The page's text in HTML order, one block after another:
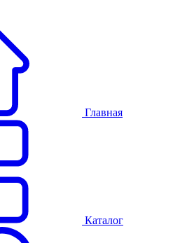
Главная
Каталог